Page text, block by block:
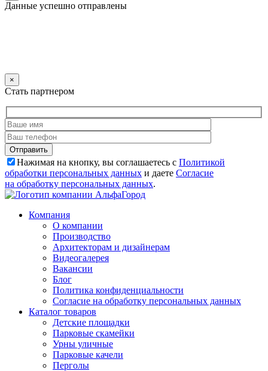
Данные успешно отправлены
×
Стать партнером
Нажимая на кнопку, вы соглашаетесь с Политикой
обработки персональных данных и даете Согласие
на обработку персональных данных.
Компания
О компании
Производство
Архитекторам и дизайнерам
Видеогалерея
Вакансии
Блог
Политика конфиденциальности
Согласие на обработку персональных данных
Каталог товаров
Детские площадки
Парковые скамейки
Урны уличные
Парковые качели
Перголы